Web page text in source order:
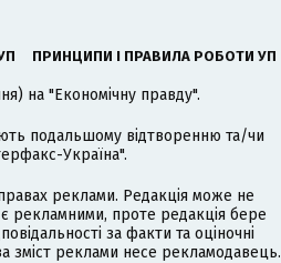
ПРИНЦИПИ І ПРАВИЛА РОБОТИ УП
на "Економічну правду".
подальшому відтворенню та/чи
Україна".
реклами. Редакція може не
рекламними, проте редакція бере
за факти та оціночні
зміст реклами несе рекламодавець.